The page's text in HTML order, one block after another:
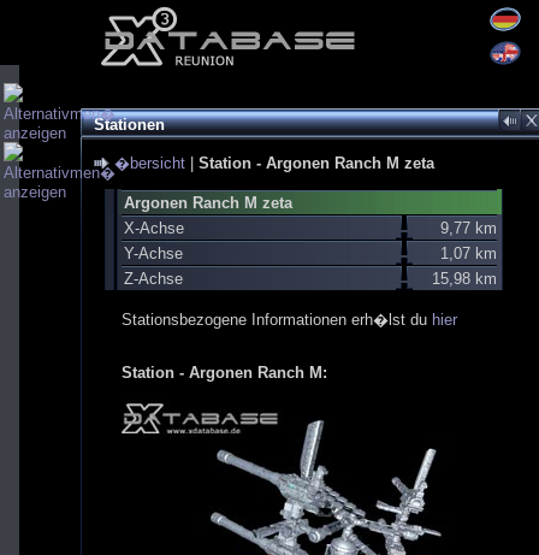
Stationen
�bersicht Station - Argonen Ranch M zeta
Argonen Ranch M zeta
X-Achse
9,77 km
Y-Achse
1,07 km
Z-Achse
15,98 km
Stationsbezogene Informationen erh�lst du hier
Station - Argonen Ranch M: